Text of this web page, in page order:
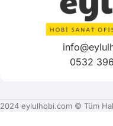
0532
2024 eylulhobi.com © Tüm